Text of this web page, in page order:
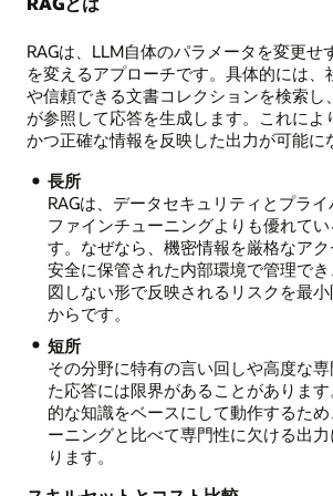
RAGは、LLM自体のパラメータを変更せ
を変えるアプローチです。具体的には、
や信頼できる文書コレクションを検索し
が参照して応答を生成します。これによ
かつ正確な情報を反映した出力が可能に
長所
RAGは、データセキュリティとプラ
ファインチューニングよりも優れて
す。なぜなら、機密情報を厳格なア
安全に保管された内部環境で管理で
図しない形で反映されるリスクを最
からです。
短所
その分野に特有の言い回しや高度な
た応答には限界があることがありま
的な知識をベースにして動作するた
ーニングと比べて専門性に欠ける出
ります。